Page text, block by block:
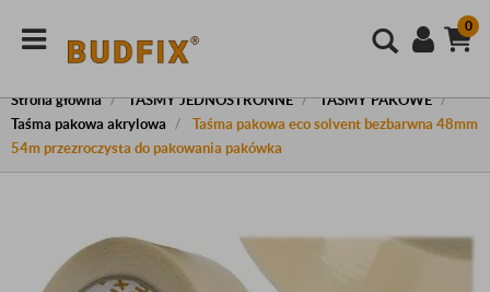
0
Strona główna TAŚMY JEDNOSTRONNE
TAŚMY PAKOWE
Taśma pakowa akrylowa
Taśma pakowa eco solvent bezbarwna 48mm
54m przezroczysta do pakowania pakówka